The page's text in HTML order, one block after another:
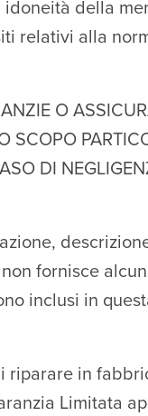
della
relativi alla
O
SCOPO
DI
fornisce
inclusi in
riparare in
Limitata